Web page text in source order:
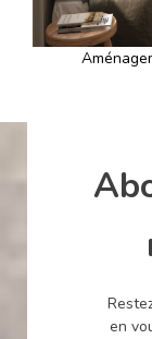
en